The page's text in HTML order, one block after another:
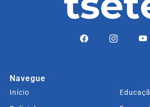
Navegue
Início